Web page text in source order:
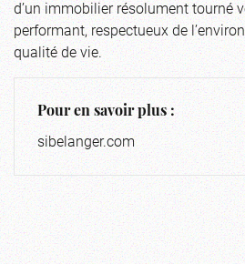
d’un immobilier résolument tourné
performant, respectueux de
qualité de vie.
Pour en savoir plus :
sibelanger.com